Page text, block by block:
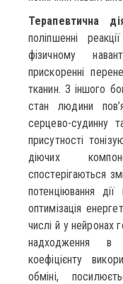
Терапевтична
поліпшенні
фізичному
прискоренні
тканин. З іншого
стан людини
серцево-судинну
присутності
діючих
спостерігаються
потенціювання дії
оптимізація
числі й у нейронах
надходження в
коефіцієнту
обміні,